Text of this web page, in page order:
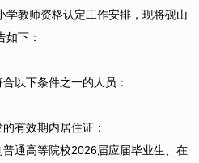
教师资格认定工作安排，现将砚山
下：
以下条件之一的人员：
有效期内居住证；
普通高等院校2026届应届毕业生、在